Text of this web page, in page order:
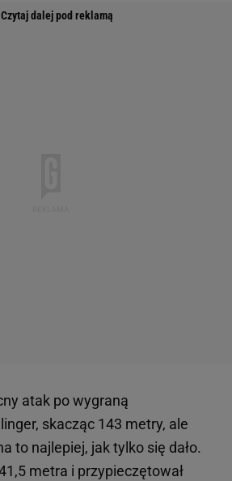
atak po wygraną
skacząc 143 metry, ale
to najlepiej, jak tylko się dało.
metra i przypieczętował